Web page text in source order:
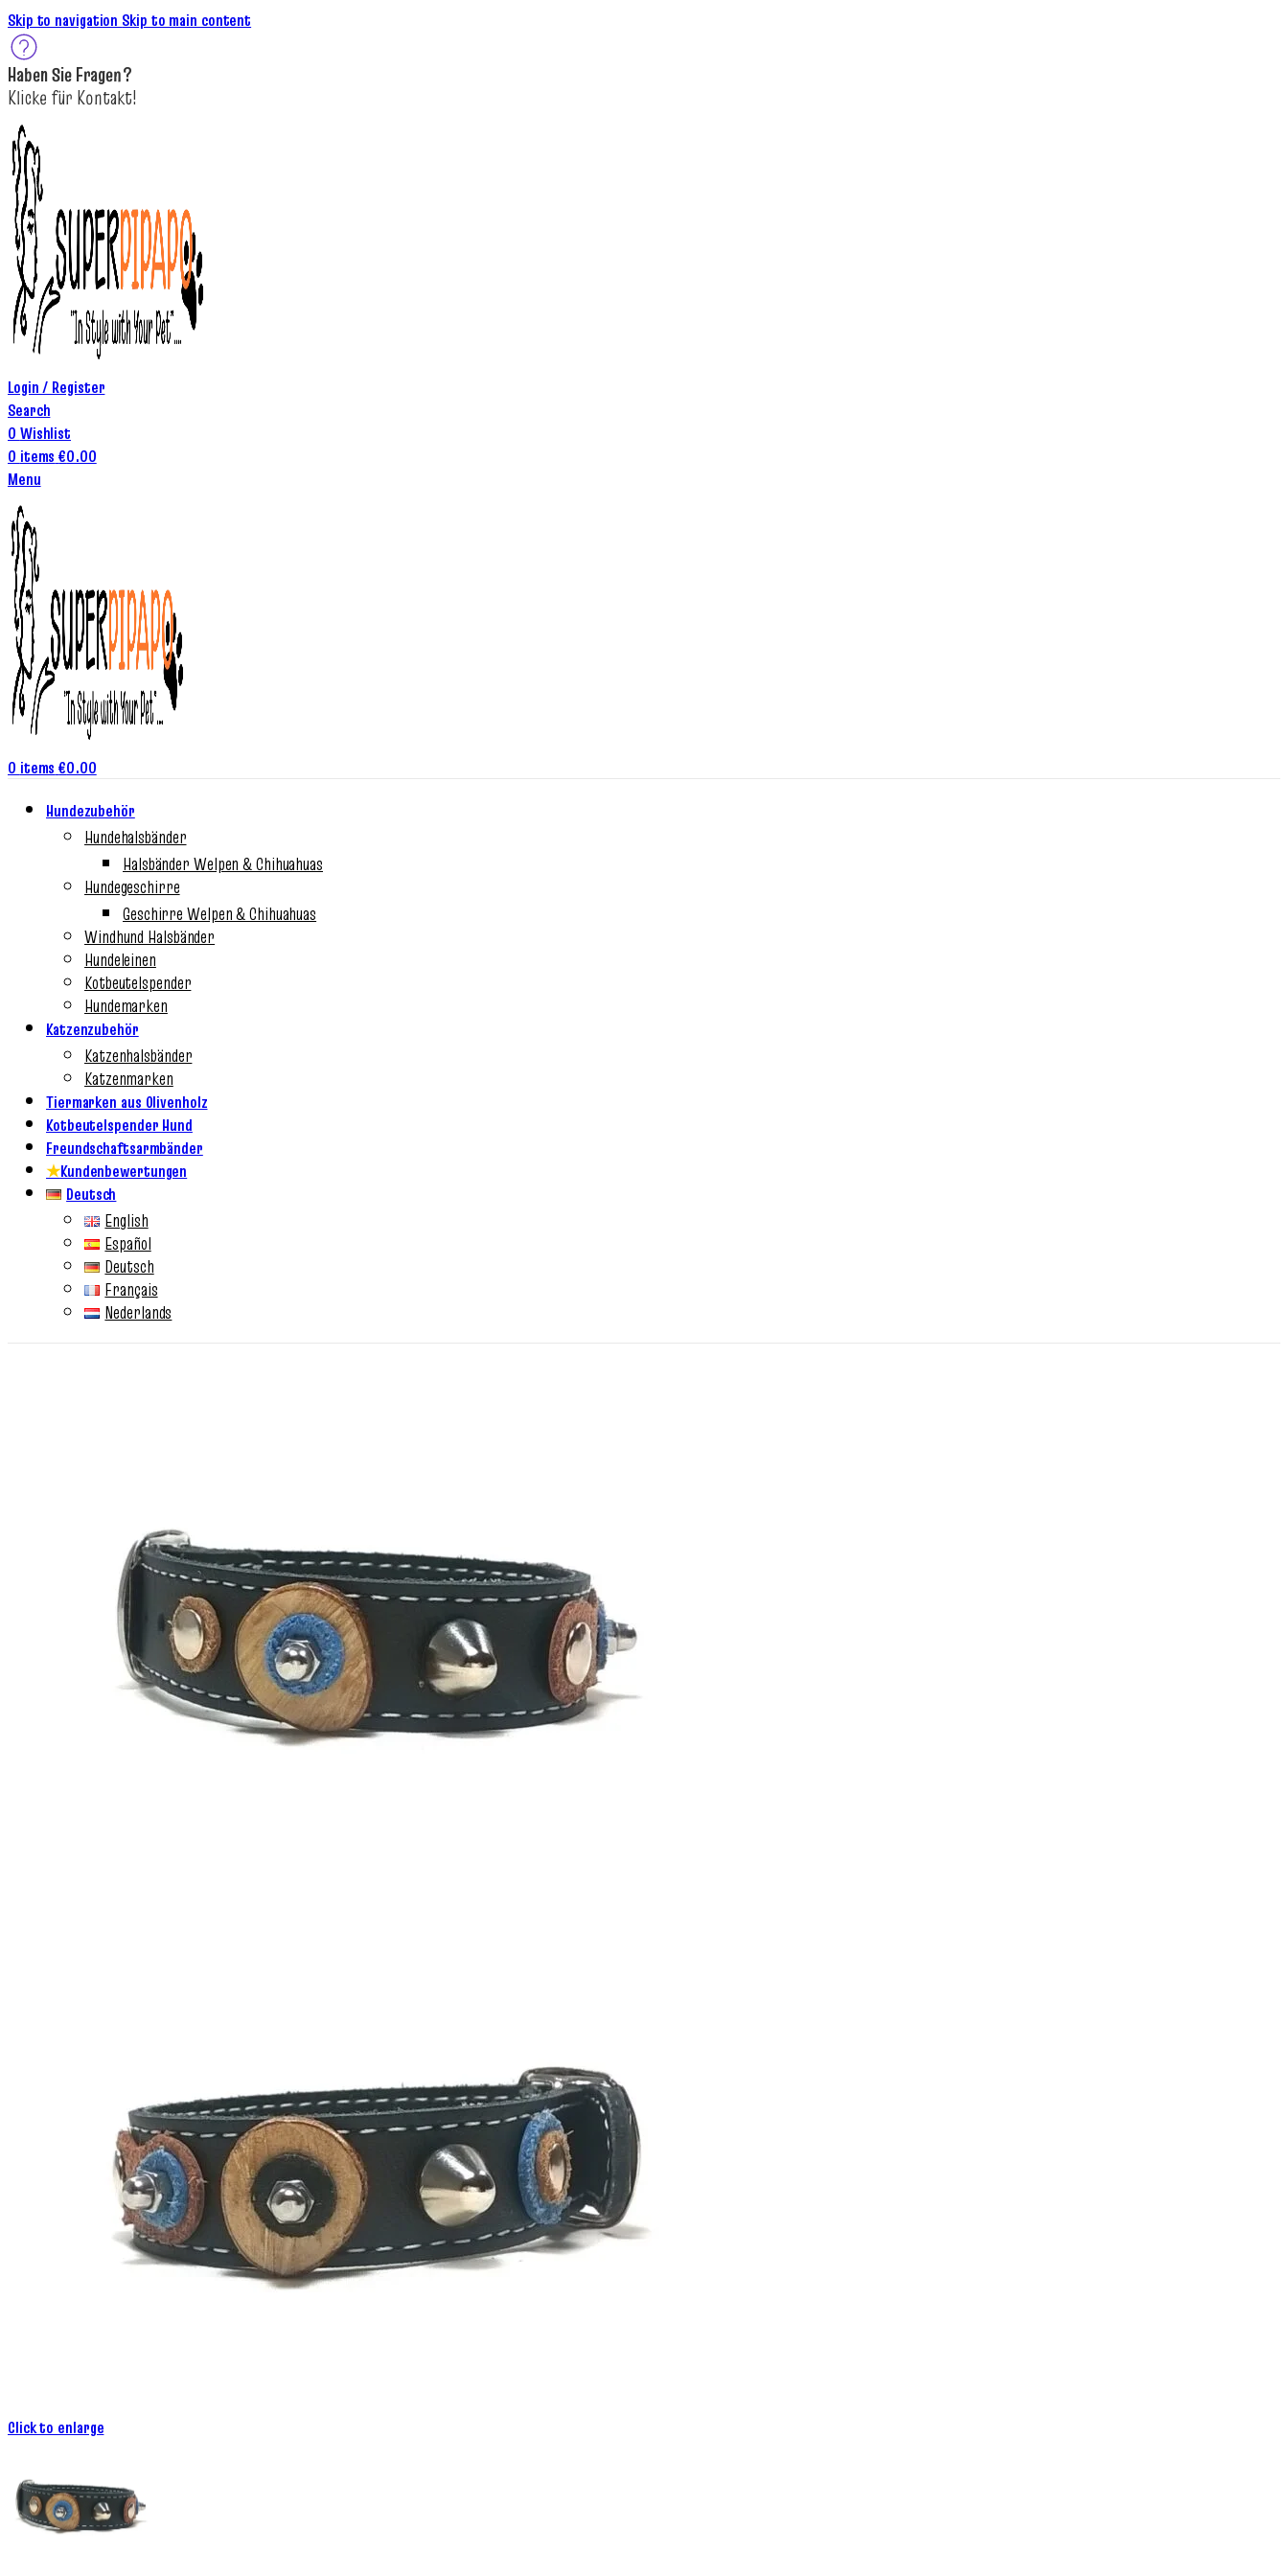
Skip to navigation Skip to main content
Haben SieFragen?
Klicke für Kontakt!
Login / Register
Search
0 Wishlist
0 items €0.00
Menu
0 items €0.00
Hundezubehör
Hundehalsbänder
Halsbänder Welpen & Chihuahuas
Hundegeschirre
Geschirre Welpen & Chihuahuas
Windhund Halsbänder
Hundeleinen
Kotbeutelspender
Hundemarken
Katzenzubehör
Katzenhalsbänder
Katzenmarken
Tiermarken aus Olivenholz
Kotbeutelspender Hund
Freundschaftsarmbänder
★Kundenbewertungen
Deutsch
English
Español
Deutsch
Français
Nederlands
Click to enlarge